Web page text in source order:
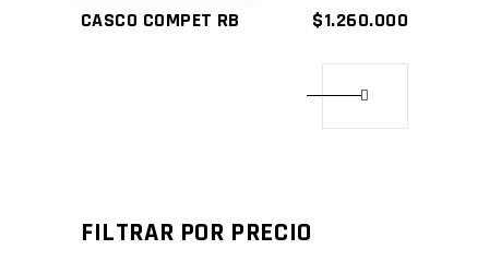
CASCO COMPET RB $1.260.000
FILTRAR POR PRECIO